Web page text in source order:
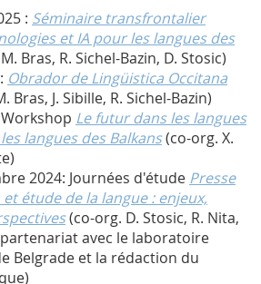
: Séminaire transfrontalier
et IA pour les langues des
Bras, R. Sichel-Bazin, D. Stosic)
Obrador de Lingüistica Occitana
Bras, J. Sibille, R. Sichel-Bazin)
Le futur dans les langues
langues des Balkans(co-org. X.
2024: Journées d'étude Presse
étude de la langue : enjeux,
(co-org. D. Stosic, R. Nita,
avec le laboratoire
Belgrade et la rédaction du